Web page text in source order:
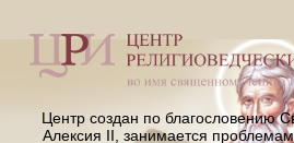
Центр создан по благословению
Алексия II, занимается